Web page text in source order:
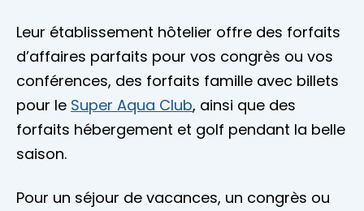
Leur établissement hôtelier offre des forfaits
d’affaires parfaits pour vos congrès ou vos
conférences, des forfaits famille avec billets
pour le Super Aqua Club, ainsi que des
forfaits hébergement et golf pendant la belle
saison.
Pour un séjour de vacances, un congrès ou